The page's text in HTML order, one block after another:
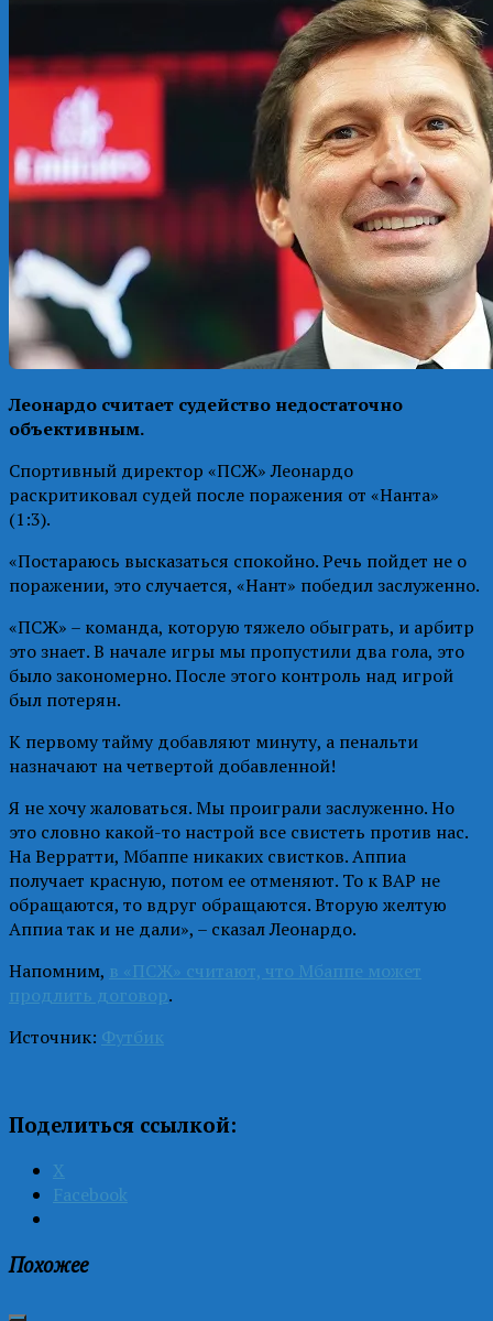
Леонардо считает судейство недостаточно
объективным.
Спортивный директор «ПСЖ» Леонардо
раскритиковал судей после поражения от «Нанта»
(1:3).
«Постараюсь высказаться спокойно. Речь пойдет не о
поражении, это случается, «Нант» победил заслуженно.
«ПСЖ» – команда, которую тяжело обыграть, и арбитр
это знает. В начале игры мы пропустили два гола, это
было закономерно. После этого контроль над игрой
был потерян.
К первому тайму добавляют минуту, а пенальти
назначают на четвертой добавленной!
Я не хочу жаловаться. Мы проиграли заслуженно. Но
это словно какой-то настрой все свистеть против нас.
На Верратти, Мбаппе никаких свистков. Аппиа
получает красную, потом ее отменяют. То к ВАР не
обращаются, то вдруг обращаются. Вторую желтую
Аппиа так и не дали», – сказал Леонардо.
Напомним, в «ПСЖ» считают, что Мбаппе может
продлить договор.
Источник: Футбик
Поделиться ссылкой:
X
Facebook
Похожее